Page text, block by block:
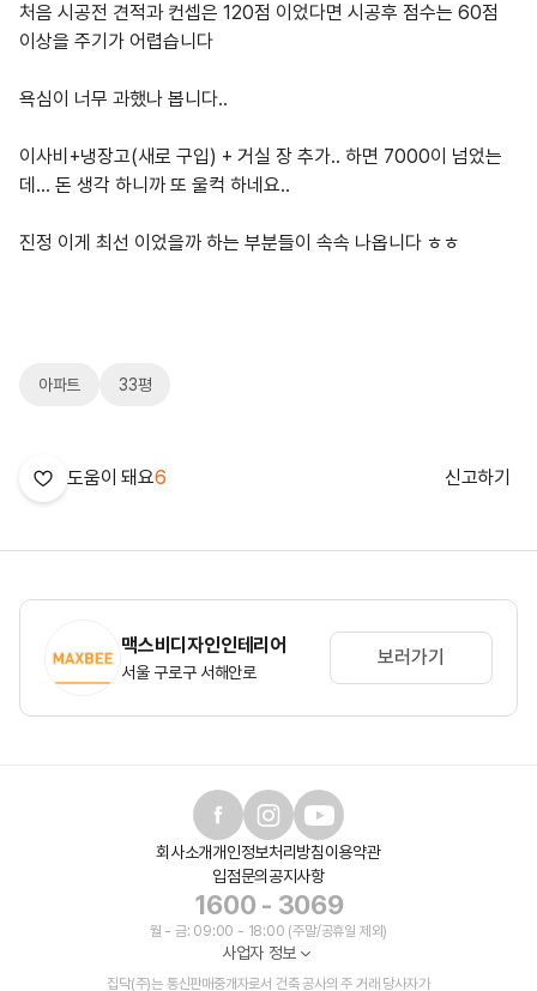
처음 시공전 견적과 컨셉은 120점 이었다면 시공후 점수는 60점
이상을 주기가 어렵습니다
욕심이 너무 과했나 봅니다..
이사비+냉장고(새로 구입) + 거실 장 추가.. 하면 7000이 넘었는
데... 돈 생각 하니까 또 울컥 하네요..
진정 이게 최선 이었을까 하는 부분들이 속속 나옵니다 ㅎㅎ
아파트 33평
도움이 돼요6 신고하기
맥스비디자인인테리어
서울 구로구 서해안로
보러가기
회사소개개인정보처리방침이용약관
입점문의 공지사항
1600 - 3069
월 - 금: 09:00 - 18:00 (주말/공휴일 제외)
사업자 정보
집닥(주)는 통신판매중개자로서 건축 공사의 주 거래 당사자가